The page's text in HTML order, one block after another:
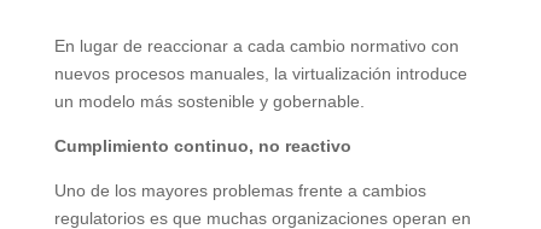
En lugar de reaccionar a cada cambio normativo con
nuevos procesos manuales, la virtualización introduce
un modelo más sostenible y gobernable.
Cumplimiento continuo, no reactivo
Uno de los mayores problemas frente a cambios
regulatorios es que muchas organizaciones operan en